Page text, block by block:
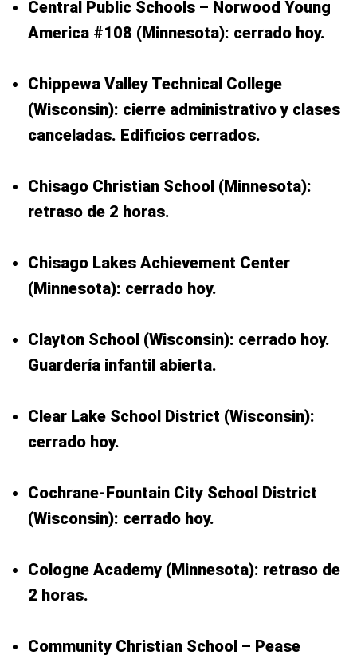
Central Public Schools – Norwood Young
America #108 (Minnesota): cerrado hoy.
Chippewa Valley Technical College
(Wisconsin): cierre administrativo y clases
canceladas. Edificios cerrados.
Chisago Christian School (Minnesota):
retraso de 2 horas.
Chisago Lakes Achievement Center
(Minnesota): cerrado hoy.
Clayton School (Wisconsin): cerrado hoy.
Guardería infantil abierta.
Clear Lake School District (Wisconsin):
cerrado hoy.
Cochrane-Fountain City School District
(Wisconsin): cerrado hoy.
Cologne Academy (Minnesota): retraso de
2 horas.
Community Christian School – Pease